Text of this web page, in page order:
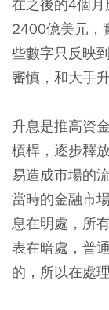
在之後的4個
2400億美元，
些數字只反映
審慎，和大手
升息是推高資
槓桿，逐步釋
易造成市場的
當時的金融市
息在明處，所
表在暗處，普
的，所以在處